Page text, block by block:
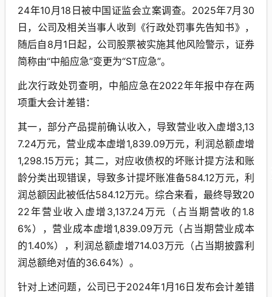
24年10月18日被中国证监会立案调查。2025年7月30
日，公司及相关当事人收到《行政处罚事先告知书》，
随后自8月1日起，公司股票被实施其他风险警示，证券
简称由“中船应急”变更为“ST应急”。
此次行政处罚查明，中船应急在2022年年报中存在两
项重大会计差错：
其一，部分产品提前确认收入，导致营业收入虚增3,13
7.24万元，营业成本虚增1,839.09万元，利润总额虚增
1,298.15万元；其二，对应收债权的坏账计提方法和账
龄分类出现错误，导致多计提坏账准备584.12万元，利
润总额因此被低估584.12万元。综合来看，最终导致20
22年营业收入虚增3,137.24万元（占当期营收的1.8
6%），营业成本虚增1,839.09万元（占当期营业成本
的1.40%），利润总额虚增714.03万元（占当期披露利
润总额绝对值的36.64%）。
针对上述问题，公司已于2024年1月16日发布会计差错